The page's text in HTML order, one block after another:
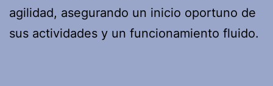
agilidad, asegurando un inicio oportuno de
sus actividades y un funcionamiento fluido.